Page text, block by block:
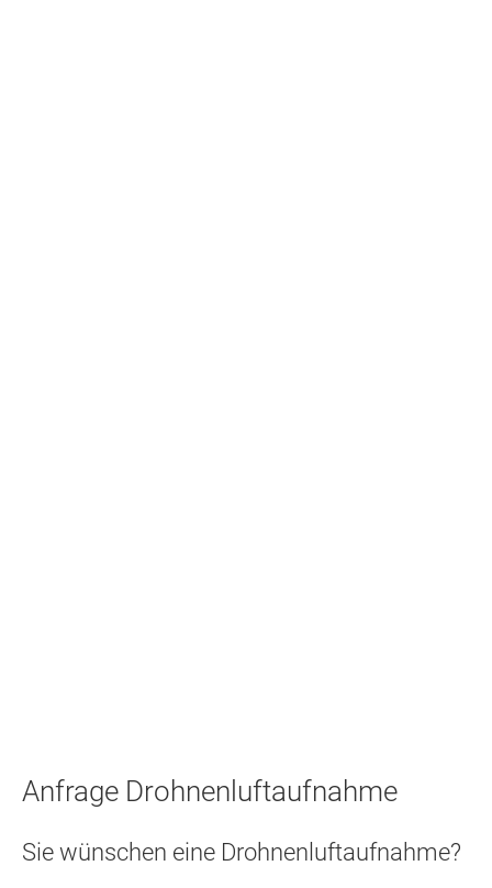
Anfrage Drohnenluftaufnahme
Sie wünschen eine Drohnenluftaufnahme?